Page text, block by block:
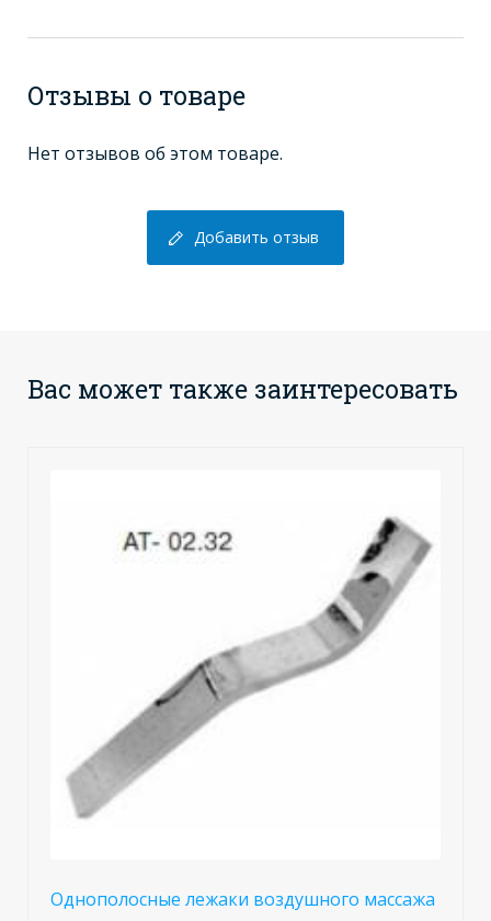
Отзывы о товаре
Нет отзывов об этом товаре.
Добавить отзыв
Вас может также заинтересовать
Однополосные лежаки воздушного массажа